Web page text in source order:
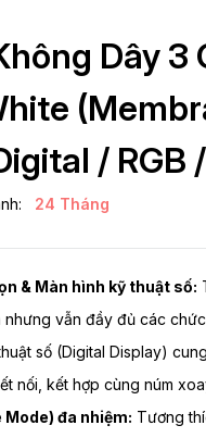
Dây 3
/ RGB
24 Tháng
& Màn hình kỹ thuật số:
vẫn đầy đủ các
số (Digital Display)
nối, kết hợp cùng núm
Mode) đa nhiệm: Tương